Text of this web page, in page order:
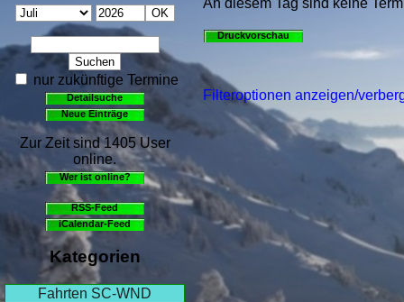
nur zukünftige Termine
Detailsuche
Neue Einträge
Zur Zeit sind 1405 User
online.
Wer ist online?
RSS-Feed
iCalendar-Feed
Kategorien
Fahrten SC-WND
Druckvorschau
Filteroptionen anzeigen/